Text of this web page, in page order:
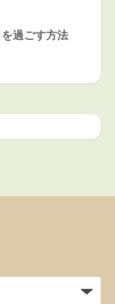
を過ごす方法